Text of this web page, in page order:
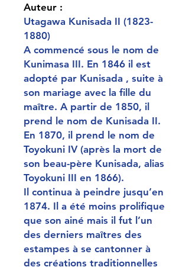
Auteur :
Utagawa Kunisada II (1823-
1880)
A commencé sous le nom de
Kunimasa III. En 1846 il est
adopté par Kunisada , suite à
son mariage avec la fille du
maître. A partir de 1850, il
prend le nom de Kunisada II.
En 1870, il prend le nom de
Toyokuni IV (après la mort de
son beau-père Kunisada, alias
Toyokuni III en 1866).
Il continua à peindre jusqu’en
1874. Il a été moins prolifique
que son ainé mais il fut l’un
des derniers maîtres des
estampes à se cantonner à
des créations traditionnelles